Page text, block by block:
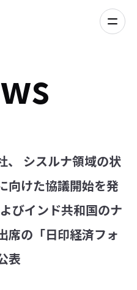
シスルナ領域の状
向けた協議開始を発
びインド共和国のナ
席の「日印経済フォ
表